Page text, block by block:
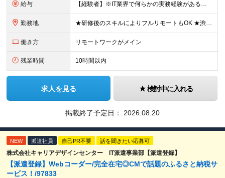
給与 【経験者】※IT業界で何らかの実務経験がある方 月給35万円～＋業績賞与＋交通費＋各種手当 ※固定残業代（30時間分／6万6,610円～）を含む。超過分は追加支給。 能力やスキルを考慮し、初任給を決定
勤務地 ★研修後のスキルによりフルリモートもOK ★渋谷駅徒歩2分！100席の新しいコワーキングスペース完備 ★本社、東京都、神奈川県、埼玉県、千葉県などのプロジェクト先 【本社】 東京都渋谷区渋谷3-10
働き方 リモートワークがメイン
残業時間 10時間以内
求人を見る 検討中に入れる
掲載終了予定日： 2026.08.20
NEW 派遣社員 自己PR不要 話を聞きたい応募可
株式会社キャリアデザインセンター IT派遣事業部【派遣登録】
【派遣登録】Webコーダー/完全在宅◎CMで話題のふるさと納税サ
ービス！/97833